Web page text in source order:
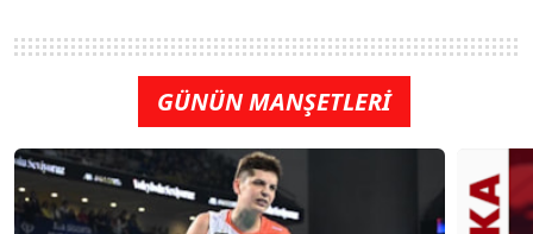
GÜNÜN MANŞETLERİ